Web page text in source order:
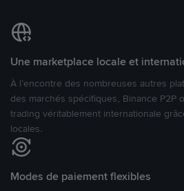
Une marketplace locale et
À l’encontre des nombreuses autres
des marchés spécifiques, Binance P2P
trading véritablement internationale
locales.
Modes de paiement flexibles